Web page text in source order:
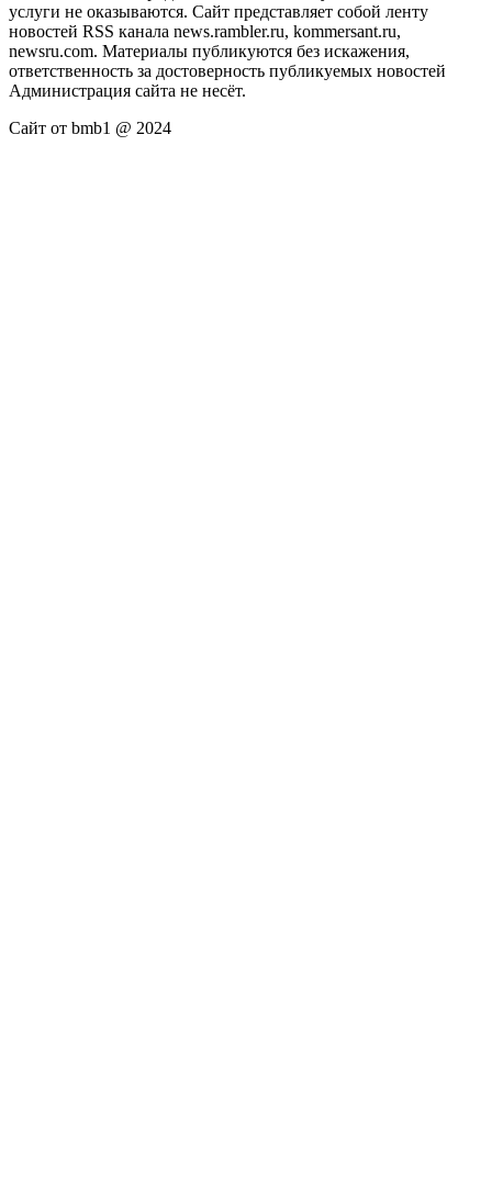
услуги не оказываются. Сайт представляет собой ленту
новостей RSS канала news.rambler.ru, kommersant.ru,
newsru.com. Материалы публикуются без искажения,
ответственность за достоверность публикуемых новостей
Администрация сайта не несёт.
Сайт от bmb1 @ 2024